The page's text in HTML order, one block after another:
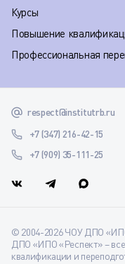
Курсы
Повышение
Профессиональная
respect@institutrb.ru
+7 (347) 216-42-15
+7 (909) 35-111-25
© 2004-2026 ЧОУ ДПО
ДПО «ИПО «Респект» –
квалификации и